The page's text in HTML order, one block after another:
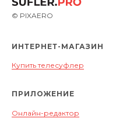
ИНТЕРНЕТ-МАГАЗИН
Купить телесуфлер
ПРИЛОЖЕНИЕ
Онлайн-редактор
© PIXAERO